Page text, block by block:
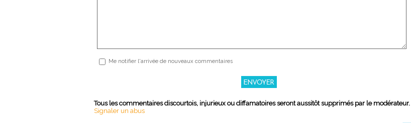
Me notifier l'arrivée de nouveaux commentaires
Tous les commentaires discourtois, injurieux ou diffamatoires seront aussitôt supprimés par le modérateur.
Signaler un abus